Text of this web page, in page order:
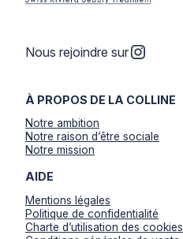
Nous rejoindre surInstagram
À PROPOS DE LA COLLINE
Notre ambition
Notre raison d’être sociale
Notre mission
AIDE
Mentions légales
Politique de confidentialité
Charte d’utilisation des cookies